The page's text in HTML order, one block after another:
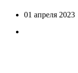
01 апреля 2023